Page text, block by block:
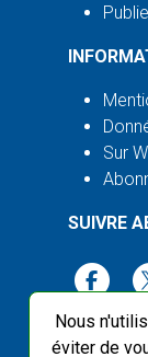
Nous
éviter de
Sur
SUIVRE